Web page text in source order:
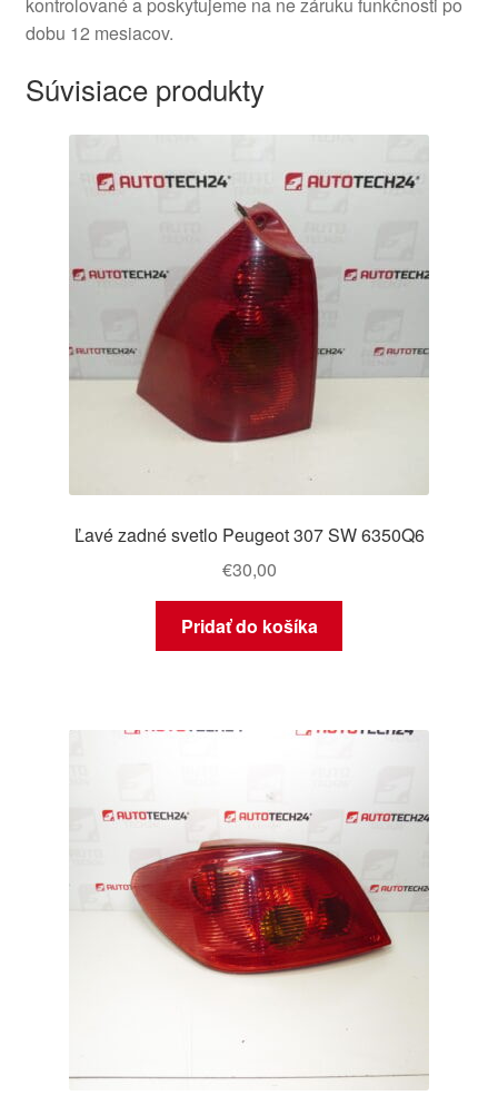
dobu 12 mesiacov.
Súvisiace produkty
Ľavé zadné svetlo Peugeot 307 SW 6350Q6
€30,00
Pridať do košíka